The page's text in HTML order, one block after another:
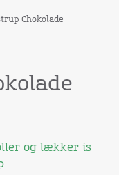
Chokolade
og lækker is